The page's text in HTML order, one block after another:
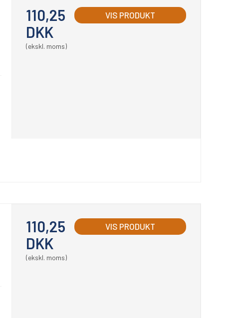
110,25
DKK
(ekskl. moms)
VIS PRODUKT
110,25
DKK
(ekskl. moms)
VIS PRODUKT